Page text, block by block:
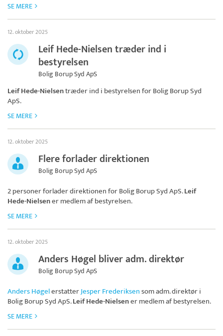
SE MERE
12. oktober 2025
Leif Hede-Nielsen træder ind i
bestyrelsen
Bolig Borup Syd ApS
Leif Hede-Nielsentræder ind i bestyrelsen forBolig Borup Syd
ApS.
SE MERE
12. oktober 2025
Flere forlader direktionen
Bolig Borup Syd ApS
2 personer forlader direktionen forBolig Borup Syd ApS.Leif
Hede-Nielsener medlem af bestyrelsen.
SE MERE
12. oktober 2025
Anders Høgel bliver adm. direktør
Bolig Borup Syd ApS
Anders HøgelerstatterJesper Frederiksensom adm. direktør i
Bolig Borup Syd ApS.Leif Hede-Nielsener medlem af bestyrelsen.
SE MERE